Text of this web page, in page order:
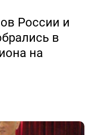
России и
в
на